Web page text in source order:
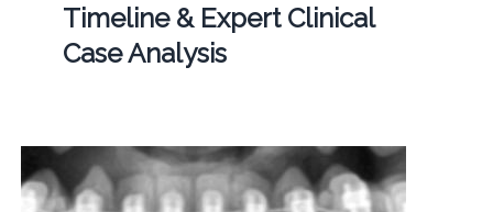
Timeline & Expert Clinical
Case Analysis